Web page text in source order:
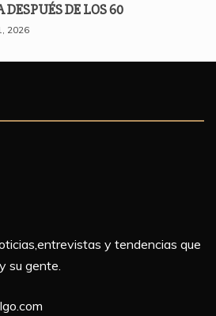
DESPUÉS DE LOS 60
2026
y tendencias que
su gente.